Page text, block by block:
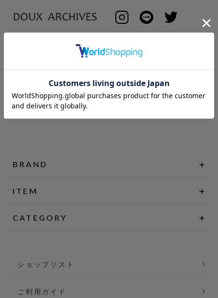
BRAND
ITEM
CATEGORY
ショップリスト
ご利用ガイド